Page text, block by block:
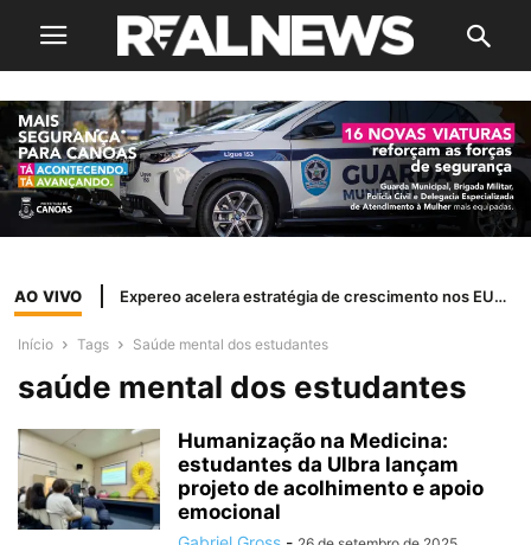
AO VIVO Expereo acelera estratégia de crescimento nos EUA com a nomeação de Margi Shaw como presidente independente
Início Tags Saúde mental dos estudantes
saúde mental dos estudantes
Humanização na Medicina:
estudantes da Ulbra lançam
projeto de acolhimento e apoio
emocional